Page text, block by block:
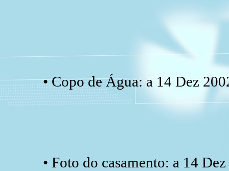
• Copo de Água: a 14 Dez
• Foto do casamento: a 14